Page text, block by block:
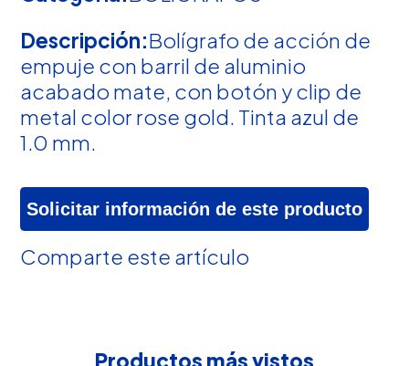
Descripción:Bolígrafo de acción de
empuje con barril de aluminio
acabado mate, con botón y clip de
metal color rose gold. Tinta azul de
1.0 mm.
Solicitar información de este producto
Comparte este artículo
Productos más vistos